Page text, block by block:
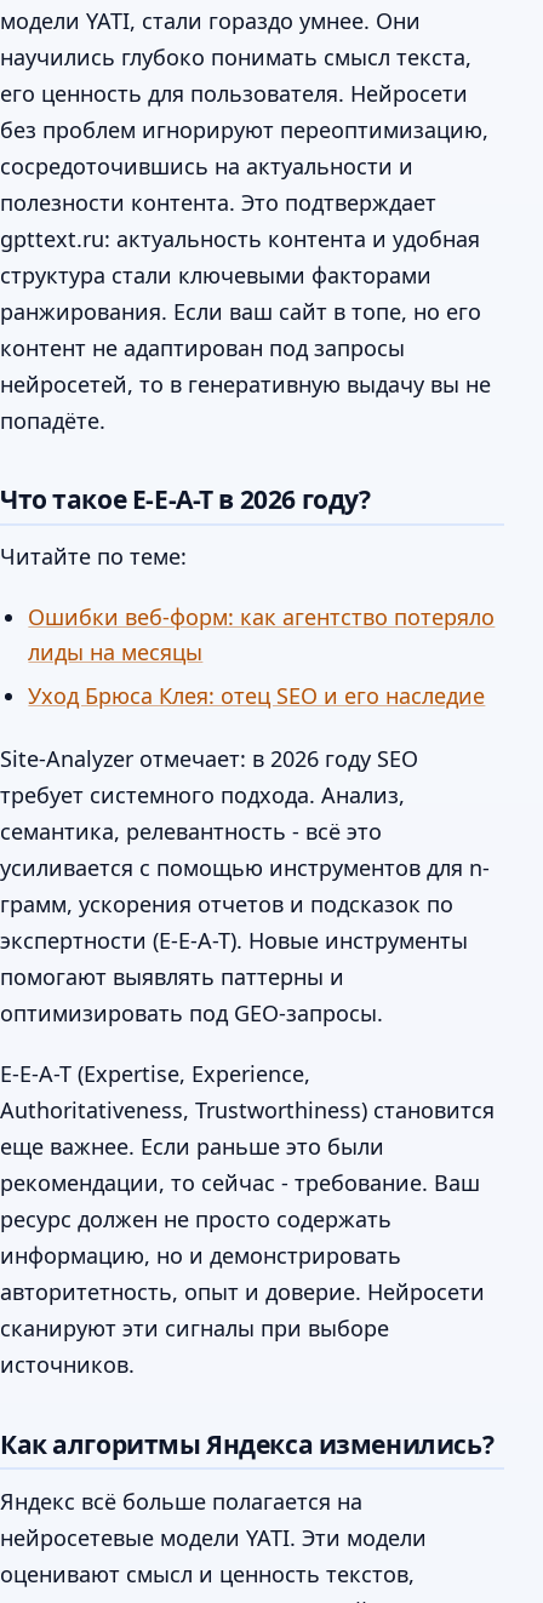
модели YATI, стали гораздо умнее. Они
научились глубоко понимать смысл текста,
его ценность для пользователя. Нейросети
без проблем игнорируют переоптимизацию,
сосредоточившись на актуальности и
полезности контента. Это подтверждает
gpttext.ru: актуальность контента и удобная
структура стали ключевыми факторами
ранжирования. Если ваш сайт в топе, но его
контент не адаптирован под запросы
нейросетей, то в генеративную выдачу вы не
попадёте.
Что такое E-E-A-T в 2026 году?
Читайте по теме:
Ошибки веб-форм: как агентство потеряло
лиды на месяцы
Уход Брюса Клея: отец SEO и его наследие
Site-Analyzer отмечает: в 2026 году SEO
требует системного подхода. Анализ,
семантика, релевантность - всё это
усиливается с помощью инструментов для n-
грамм, ускорения отчетов и подсказок по
экспертности (E-E-A-T). Новые инструменты
помогают выявлять паттерны и
оптимизировать под GEO-запросы.
E-E-A-T (Expertise, Experience,
Authoritativeness, Trustworthiness) становится
еще важнее. Если раньше это были
рекомендации, то сейчас - требование. Ваш
ресурс должен не просто содержать
информацию, но и демонстрировать
авторитетность, опыт и доверие. Нейросети
сканируют эти сигналы при выборе
источников.
Как алгоритмы Яндекса изменились?
Яндекс всё больше полагается на
нейросетевые модели YATI. Эти модели
оценивают смысл и ценность текстов,